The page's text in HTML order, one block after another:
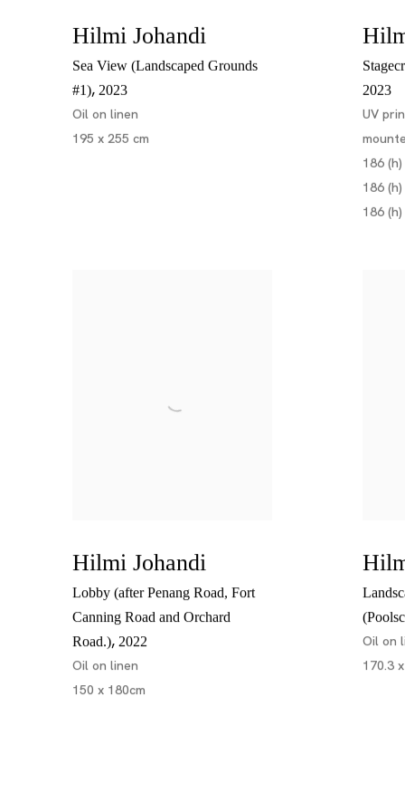
Hilmi Johandi
Sea View (Landscaped Grounds
#1), 2023
Oil on linen
195 x 255 cm
2023
UV
186
186
186
Hilmi Johandi
Lobby (after Penang Road, Fort
Canning Road and Orchard
Road.), 2022
Oil on linen
150 x 180cm
Oil on
170.3